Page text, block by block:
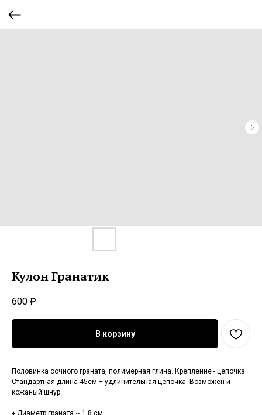
Кулон Гранатик
600 ₽
В корзину
Половинка сочного граната, полимерная глина. Крепление - цепочка.
Стандартная длина 45см + удлинительная цепочка. Возможен и
кожаный шнур.